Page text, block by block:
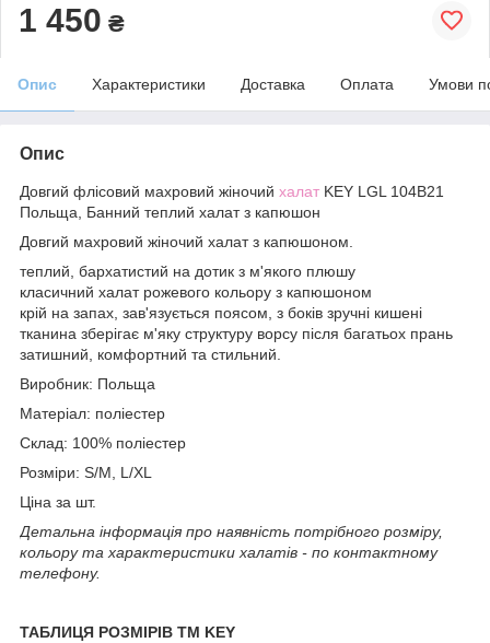
1 450 ₴
Опис Характеристики Доставка Оплата Умови
Опис
Довгий флісовий махровий жіночий халат KEY LGL 104B21
Польща, Банний теплий халат з капюшон
Довгий махровий жіночий халат з капюшоном.
теплий, бархатистий на дотик з м'якого плюшу
класичний халат рожевого кольору з капюшоном
крій на запах, зав'язується поясом, з боків зручні кишені
тканина зберігає м'яку структуру ворсу після багатьох прань
затишний, комфортний та стильний.
Виробник: Польща
Матеріал: поліестер
Склад: 100% поліестер
Розміри: S/M, L/XL
Ціна за шт.
Детальна інформація про наявність потрібного розміру,
кольору та характеристики халатів - по контактному
телефону.
ТАБЛИЦЯ РОЗМІРІВ TM KEY